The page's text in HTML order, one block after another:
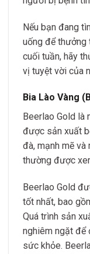
Nếu bạn đang
uống để thưởng
cuối tuần, hãy
vị tuyệt vời của
Bia Lào Vàng
Beerlao Gold là
được sản xuất
đà, mạnh mẽ và
thường được
Beerlao Gold
tốt nhất, bao
Quá trình sản
nghiêm ngặt để
sức khỏe.